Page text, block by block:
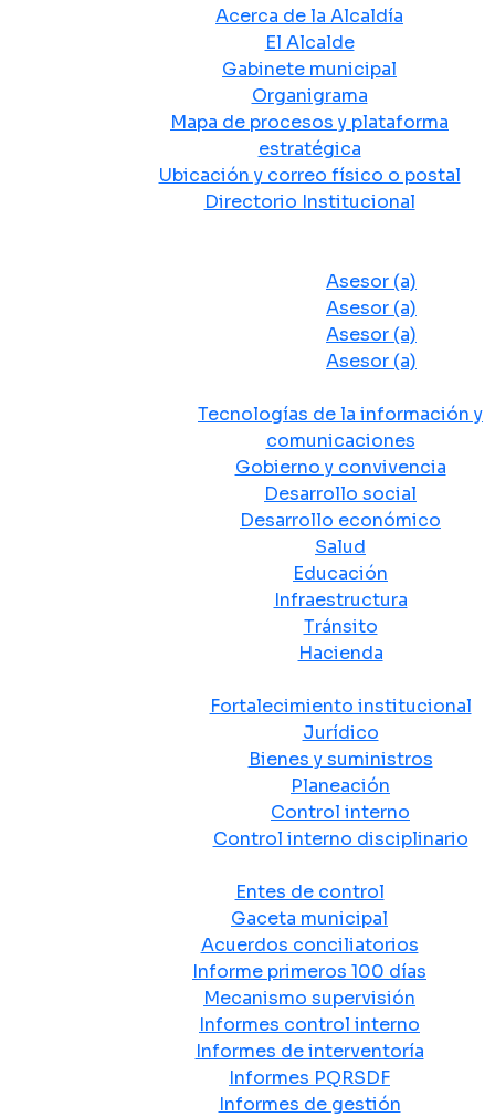
Acerca de la Alcaldía
El Alcalde
Gabinete municipal
Organigrama
Mapa de procesos y plataforma
estratégica
Ubicación y correo físico o postal
Directorio Institucional
Asesor (a)
Asesor (a)
Asesor (a)
Asesor (a)
Tecnologías de la información y
comunicaciones
Gobierno y convivencia
Desarrollo social
Desarrollo económico
Salud
Educación
Infraestructura
Tránsito
Hacienda
Fortalecimiento institucional
Jurídico
Bienes y suministros
Planeación
Control interno
Control interno disciplinario
Entes de control
Gaceta municipal
Acuerdos conciliatorios
Informe primeros 100 días
Mecanismo supervisión
Informes control interno
Informes de interventoría
Informes PQRSDF
Informes de gestión